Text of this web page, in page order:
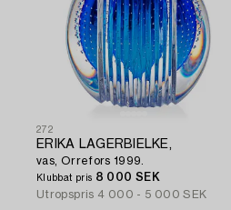
272
ERIKA LAGERBIELKE,
vas, Orrefors 1999.
Klubbat pris 8 000 SEK
Utropspris 4 000 - 5 000 SEK